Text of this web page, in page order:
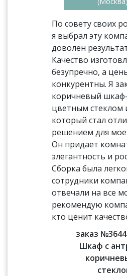
По совету своих
я выбрал эту
доволен
Качество
безупречно, а
конкурентны. Я
коричневый
цветным стеклом
который стал
решением для
Он придает
элегантность и
Сборка была
сотрудники
отвечали на все
рекомендую
кто ценит
заказ
Шкаф с